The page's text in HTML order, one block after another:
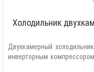
Холодильник
Двухкамерный
инверторным